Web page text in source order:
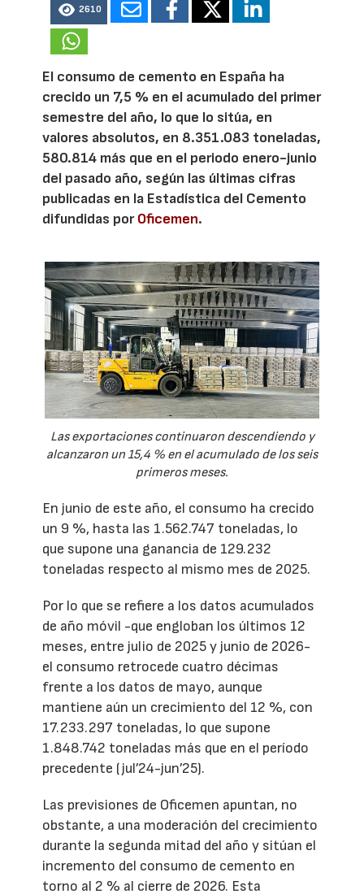
2610
El consumo de cemento en España ha
crecido un 7,5 % en el acumulado del primer
semestre del año, lo que lo sitúa, en
valores absolutos, en 8.351.083 toneladas,
580.814 más que en el periodo enero-junio
del pasado año, según las últimas cifras
publicadas en la Estadística del Cemento
difundidas porOficemen.
Las exportaciones continuaron descendiendo y
alcanzaron un 15,4 % en el acumulado de los seis
primeros meses.
En junio de este año, el consumo ha crecido
un 9 %, hasta las 1.562.747 toneladas, lo
que supone una ganancia de 129.232
toneladas respecto al mismo mes de 2025.
Por lo que se refiere a los datos acumulados
de año móvil -que engloban los últimos 12
meses, entre julio de 2025 y junio de 2026-
el consumo retrocede cuatro décimas
frente a los datos de mayo, aunque
mantiene aún un crecimiento del 12 %, con
17.233.297 toneladas, lo que supone
1.848.742 toneladas más que en el período
precedente (jul’24-jun’25).
Las previsiones de Oficemen apuntan, no
obstante, a una moderación del crecimiento
durante la segunda mitad del año y sitúan el
incremento del consumo de cemento en
torno al 2 % al cierre de 2026. Esta